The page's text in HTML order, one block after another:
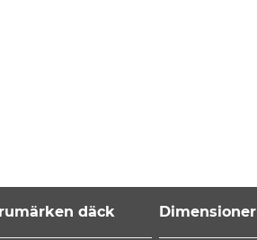
däck Dimensioner